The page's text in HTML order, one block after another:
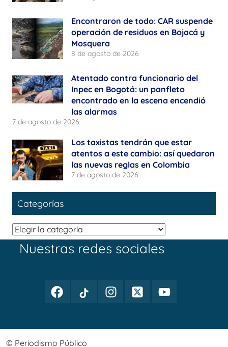
Encontraron de todo: CAR suspende
operación de residuos en Bojacá y
Mosquera
8 de agosto de 2026
Atentado contra funcionario del
Inpec en Bogotá: un panfleto
encontrado en la escena encendió
las alarmas
7 de agosto de 2026
Los taxistas tendrán que estar
atentos a este cambio: así quedaron
las nuevas reglas en Colombia
7 de agosto de 2026
Categorías
Categorías
Nuestras redes sociales
Facebook
Periodismo
TikTok
Periodismo
InstagramTwitterYoutube
© Periodismo Público